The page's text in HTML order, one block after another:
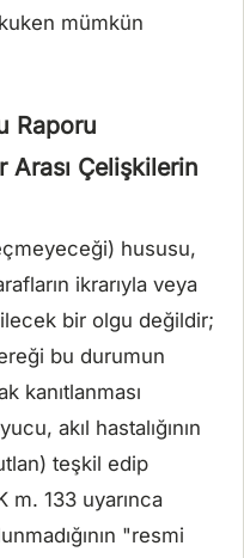
mümkün
Raporu
Çelişkilerin
hususu,
ikrarıyla veya
bir olgu değildir;
bu durumun
kanıtlanması
akıl hastalığının
teşkil edip
m. 133 uyarınca
"resmi